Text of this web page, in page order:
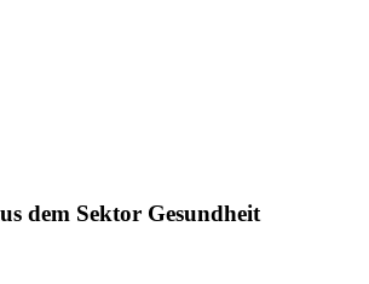
dem Sektor Gesundheit